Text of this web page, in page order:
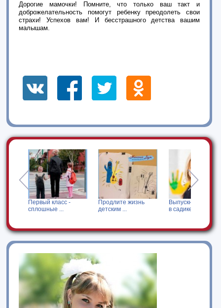
Дорогие мамочки! Помните, что только ваш такт и
доброжелательность помогут ребенку преодолеть свои
страхи! Успехов вам! И бесстрашного детства вашим
малышам.
Первый класс -
сплошные ...
Продлите жизнь
детским ...
Выпускной
в садике: ...